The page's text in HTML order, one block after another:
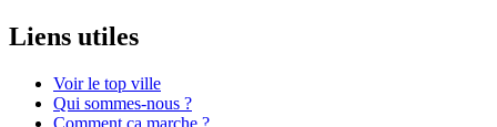
Liens utiles
Voir le top ville
Qui sommes-nous ?
Comment ça marche ?